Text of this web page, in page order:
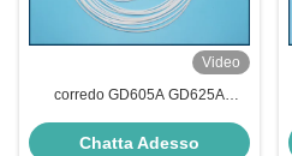
Video
corredo GD605A GD625A
della guarnizione della
Chatta Adesso